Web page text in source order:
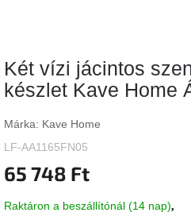
gyűjtemény
Home
gyűjtemény
Richmond
gyűjtemény
Két vízi jácintos
készlet Kave Home
Márka: Kave Home
LF-AA1165FN05
65 748 Ft
Raktáron a beszállítónál (14 nap)